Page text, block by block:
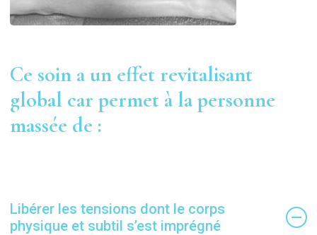
Ce soin a un effet revitalisant
global car permet à la personne
massée de :
Libérer les tensions dont le corps
physique et subtil s’est imprégné